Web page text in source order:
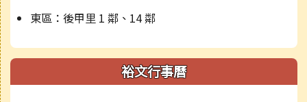
東區：後甲里 1 鄰、14 鄰
裕文行事曆